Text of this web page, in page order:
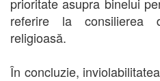
referire la consilierea
religioasă.
În concluzie,